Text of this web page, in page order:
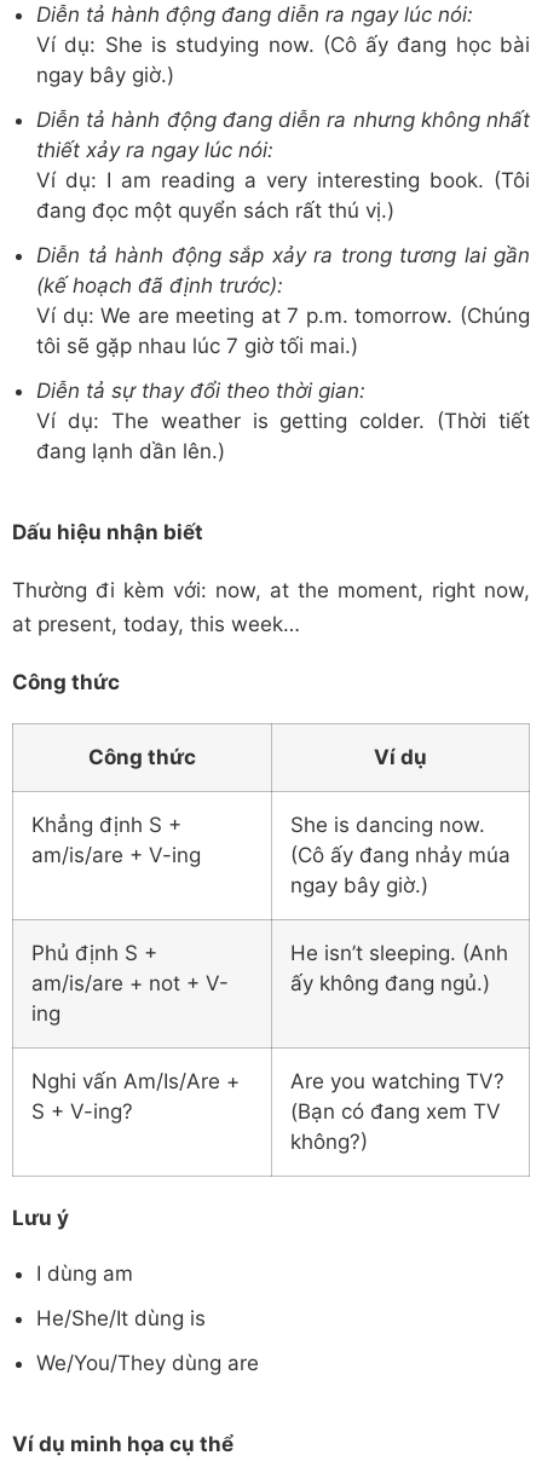
Diễn tả hành động đang diễn ra ngay lúc nói:
Ví dụ: She is studying now. (Cô ấy đang học bài
ngay bây giờ.)
Diễn tả hành động đang diễn ra nhưng không nhất
thiết xảy ra ngay lúc nói:
Ví dụ: I am reading a very interesting book. (Tôi
đang đọc một quyển sách rất thú vị.)
Diễn tả hành động sắp xảy ra trong tương lai gần
(kế hoạch đã định trước):
Ví dụ: We are meeting at 7 p.m. tomorrow. (Chúng
tôi sẽ gặp nhau lúc 7 giờ tối mai.)
Diễn tả sự thay đổi theo thời gian:
Ví dụ: The weather is getting colder. (Thời tiết
đang lạnh dần lên.)
Dấu hiệu nhận biết
Thường đi kèm với: now, at the moment, right now,
at present, today, this week…
Công thức
Công thức Ví dụ
Khẳng định S +
am/is/are + V-ing
She is dancing now.
(Cô ấy đang nhảy múa
ngay bây giờ.)
Phủ định S +
am/is/are + not + V-
ing
He isn’t sleeping. (Anh
ấy không đang ngủ.)
Nghi vấn Am/Is/Are +
S + V-ing?
Are you watching TV?
(Bạn có đang xem TV
không?)
Lưu ý
I dùng am
He/She/It dùng is
We/You/They dùng are
Ví dụ minh họa cụ thể